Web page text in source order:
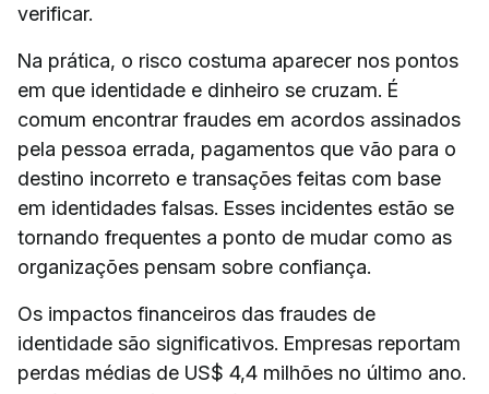
verificar.
Na prática, o risco costuma aparecer nos pontos
em que identidade e dinheiro se cruzam. É
comum encontrar fraudes em acordos assinados
pela pessoa errada, pagamentos que vão para o
destino incorreto e transações feitas com base
em identidades falsas. Esses incidentes estão se
tornando frequentes a ponto de mudar como as
organizações pensam sobre confiança.
Os impactos financeiros das fraudes de
identidade são significativos. Empresas reportam
perdas médias de US$ 4,4 milhões no último ano.